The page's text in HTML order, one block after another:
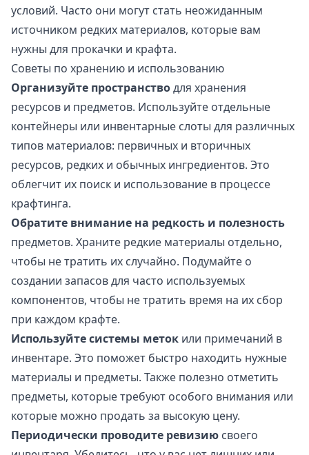
условий. Часто они могут стать неожиданным
источником редких материалов, которые вам
нужны для прокачки и крафта.
Советы по хранению и использованию
Организуйте пространстводля хранения
ресурсов и предметов. Используйте отдельные
контейнеры или инвентарные слоты для различных
типов материалов: первичных и вторичных
ресурсов, редких и обычных ингредиентов. Это
облегчит их поиск и использование в процессе
крафтинга.
Обратите внимание на редкость и полезность
предметов. Храните редкие материалы отдельно,
чтобы не тратить их случайно. Подумайте о
создании запасов для часто используемых
компонентов, чтобы не тратить время на их сбор
при каждом крафте.
Используйте системы меток или примечаний в
инвентаре. Это поможет быстро находить нужные
материалы и предметы. Также полезно отметить
предметы, которые требуют особого внимания или
которые можно продать за высокую цену.
Периодически проводите ревизию своего